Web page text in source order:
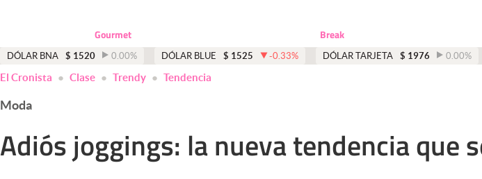
Otras secciones
Apertura
Infotechnology
Clase
Clima
Gourmet Break
DÓLAR BNA $ 1520 0.00% DÓLAR BLUE $ 1525 -0.33% DÓLAR TARJETA $ 1976 0.00%
El Cronista Clase Trendy Tendencia
Moda
Adiós joggings: la nueva tendencia que